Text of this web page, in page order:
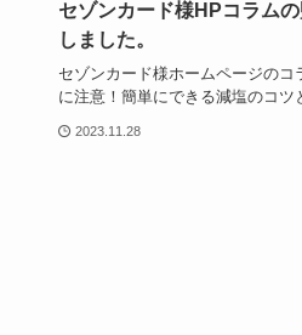
セゾンカード様HPコラム
しました。
セゾンカード様ホームページのコ
に注意！簡単にできる減塩のコツ
2023.11.28